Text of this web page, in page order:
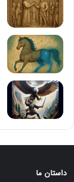
داستان ما